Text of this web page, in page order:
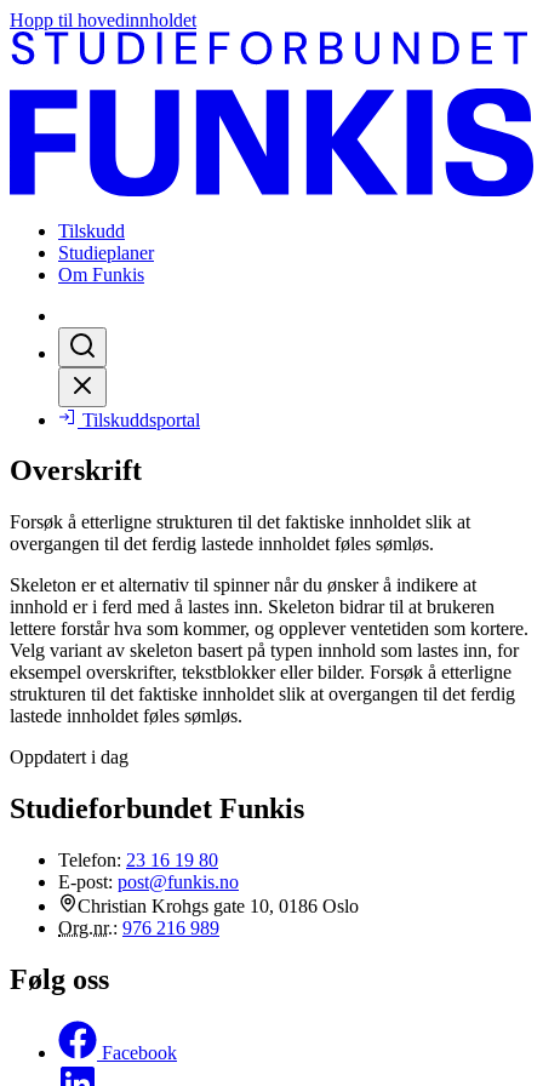
Hopp til hovedinnholdet
Tilskudd
Studieplaner
Om Funkis
Tilskuddsportal
Overskrift
Forsøk å etterligne strukturen til det faktiske innholdet slik at
overgangen til det ferdig lastede innholdet føles sømløs.
Skeleton er et alternativ til spinner når du ønsker å indikere at
innhold er i ferd med å lastes inn. Skeleton bidrar til at brukeren
lettere forstår hva som kommer, og opplever ventetiden som kortere.
Velg variant av skeleton basert på typen innhold som lastes inn, for
eksempel overskrifter, tekstblokker eller bilder. Forsøk å etterligne
strukturen til det faktiske innholdet slik at overgangen til det ferdig
lastede innholdet føles sømløs.
Oppdatert i dag
Studieforbundet Funkis
Telefon: 23 16 19 80
E-post: post@funkis.no
Christian Krohgs gate 10, 0186 Oslo
Org.nr.: 976 216 989
Følg oss
Facebook